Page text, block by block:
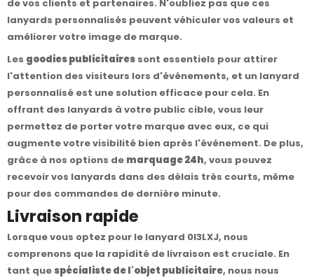
de vos clients et partenaires. N'oubliez pas que ces
lanyards personnalisés peuvent véhiculer vos valeurs et
améliorer votre image de marque.
Les goodies publicitaires sont essentiels pour attirer
l'attention des visiteurs lors d'événements, et un lanyard
personnalisé est une solution efficace pour cela. En
offrant des lanyards à votre public cible, vous leur
permettez de porter votre marque avec eux, ce qui
augmente votre visibilité bien après l'événement. De plus,
grâce à nos options de marquage 24h, vous pouvez
recevoir vos lanyards dans des délais très courts, même
pour des commandes de dernière minute.
Livraison rapide
Lorsque vous optez pour le lanyard 0I3LXJ, nous
comprenons que la rapidité de livraison est cruciale. En
tant quespécialiste de l'objet publicitaire, nous nous